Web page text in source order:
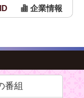
企業情報
番組